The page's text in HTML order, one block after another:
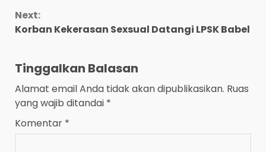
Next:
Korban Kekerasan Sexsual Datangi LPSK Babel
Tinggalkan Balasan
Alamat email Anda tidak akan dipublikasikan. Ruas
yang wajib ditandai *
Komentar *